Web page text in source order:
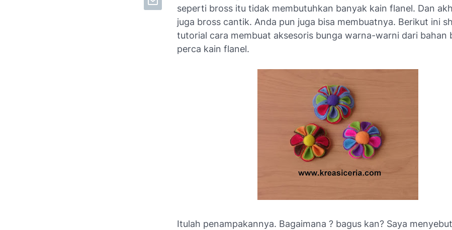
seperti bross itu tidak membutuhkan banyak kain flanel. Dan
juga bross cantik. Anda pun juga bisa membuatnya. Berikut ini
tutorial cara membuat aksesoris bunga warna-warni dari bahan
perca kain flanel.
Itulah penampakannya. Bagaimana ? bagus kan? Saya